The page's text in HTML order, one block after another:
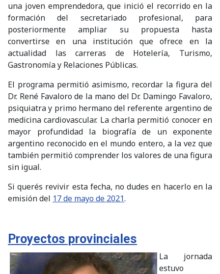
una joven emprendedora, que inició el recorrido en la
formación del secretariado profesional, para
posteriormente ampliar su propuesta hasta
convertirse en una institución que ofrece en la
actualidad las carreras de Hotelería, Turismo,
Gastronomía y Relaciones Públicas.
El programa permitió asimismo, recordar la figura del
Dr. René Favaloro de la mano del Dr. Damingo Favaloro,
psiquiatra y primo hermano del referente argentino de
medicina cardiovascular. La charla permitió conocer en
mayor profundidad la biografía de un exponente
argentino reconocido en el mundo entero, a la vez que
también permitió comprender los valores de una figura
sin igual.
Si querés revivir esta fecha, no dudes en hacerlo en la
emisión del 17 de mayo de 2021.
Proyectos provinciales
La jornada
estuvo